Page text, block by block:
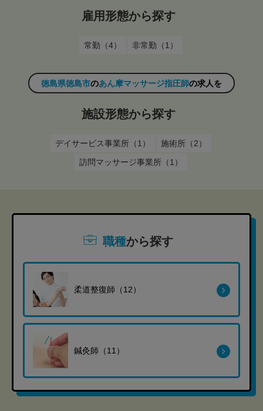
雇用形態から探す
常勤（4） 非常勤（1）
徳島県徳島市のあん摩マッサージ指圧師の求人を
施設形態から探す
デイサービス事業所（1）
施術所（2）
訪問マッサージ事業所（1）
職種から探す
柔道整復師（12）
鍼灸師（11）